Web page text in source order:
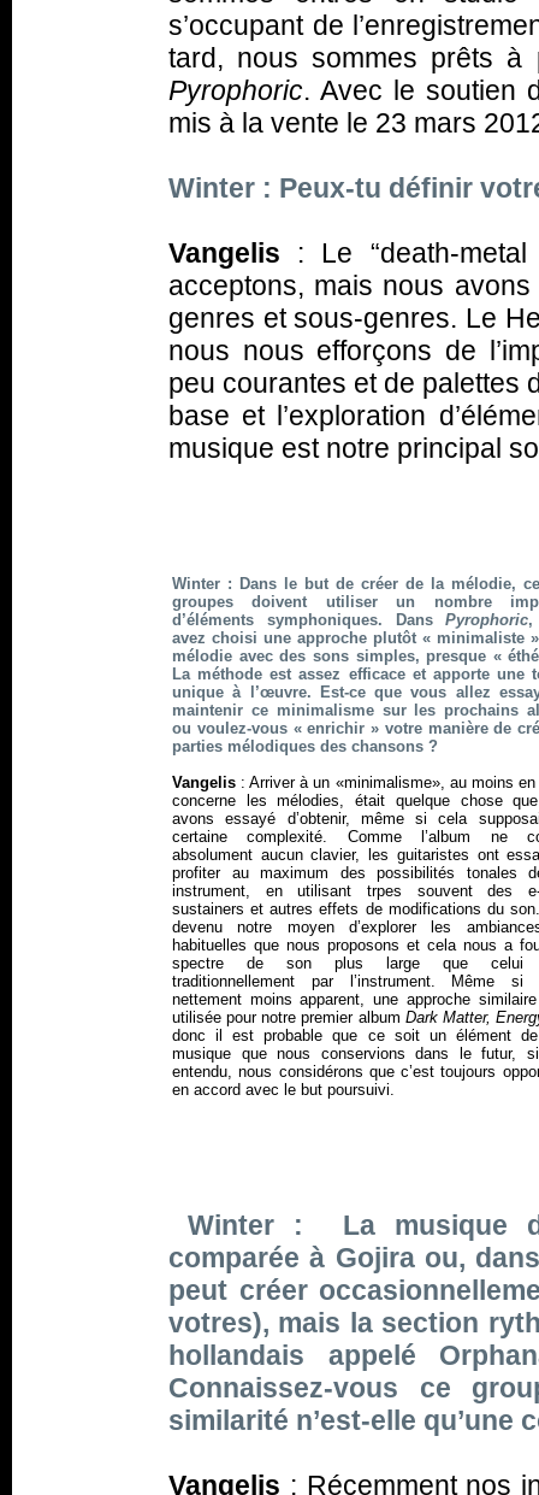
s’occupant de
tard, nous sommes prêts à
Pyrophoric. Avec le soutien
mis à la vente le 23 mars
Winter : Peux-tu définir
Vangelis : Le “death-
acceptons, mais nous
genres et sous-genres. Le
nous nous efforçons de
peu courantes et de palettes
base et l’exploration
musique est notre principal
Winter : Dans le but de créer de la mélodie,
groupes doivent utiliser un nombre
d’éléments symphoniques. DansPyrophoric,
avez choisi une approche plutôt « minimaliste
mélodie avec des sons simples, presque «
La méthode est assez efficace et apporte une
unique à l’œuvre. Est-ce que vous allez
maintenir ce minimalisme sur les prochains
ou voulez-vous « enrichir » votre manière de
parties mélodiques des chansons ?
Vangelis : Arriver à un «minimalisme», au moins
concerne les mélodies, était quelque chose
avons essayé d’obtenir, même si cela
certaine complexité. Comme l’album ne
absolument aucun clavier, les guitaristes ont
profiter au maximum des possibilités tonales
instrument, en utilisant trpes souvent des e-
sustainers et autres effets de modifications du
devenu notre moyen d’explorer les
habituelles que nous proposons et cela nous a
spectre de son plus large que celui
traditionnellement par l’instrument. Même si
nettement moins apparent, une approche
utilisée pour notre premier album Dark Matter,
donc il est probable que ce soit un élément
musique que nous conservions dans le futur,
entendu, nous considérons que c’est toujours
en accord avec le but poursuivi.
Winter : La musique
comparée à Gojira ou,
peut créer
votres), mais la section
hollandais appelé
Connaissez-vous ce
similarité n’est-elle qu’une
Vangelis : Récemment nos